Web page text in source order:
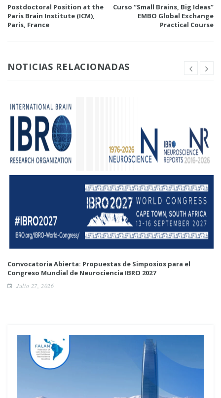
Postdoctoral Position at the
Paris Brain Institute (ICM),
Paris, France
Curso “Small Brains, Big Ideas”
EMBO Global Exchange
Practical Course
NOTICIAS RELACIONADAS
Convocatoria Abierta: Propuestas de Simposios para el
Congreso Mundial de Neurociencia IBRO 2027
Julio 27, 2026